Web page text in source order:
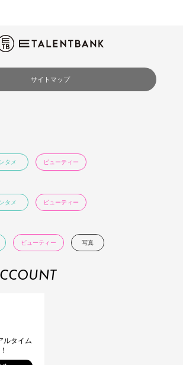
サイトマップ
タメ ビューティー
タメ ビューティー
ビューティー 写真
ルタイム